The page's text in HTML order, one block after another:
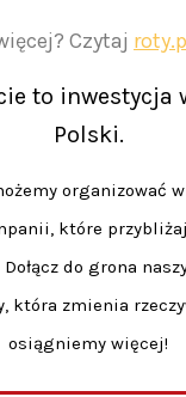
Czytaj
to inwestycja
Polski.
organizować
które
do grona
która zmienia
osiągniemy więcej!